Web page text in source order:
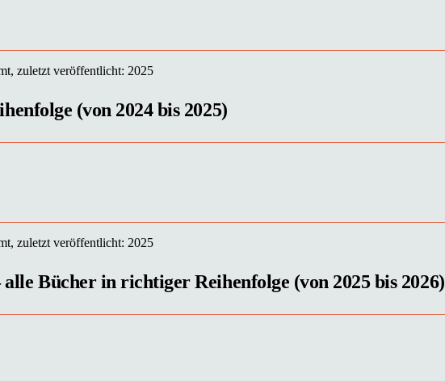
zuletzt veröffentlicht: 2025
(von 2024 bis 2025)
zuletzt veröffentlicht: 2025
Bücher in richtiger Reihenfolge (von 2025 bis 2026)